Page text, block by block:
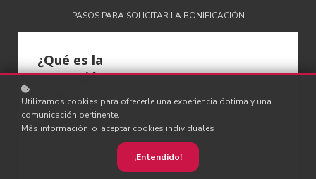
PASOS PARA SOLICITAR LA BONIFICACIÓN
¿Qué es la
Formación
Bonificada?
Lasempresas
Utilizamos cookies para ofrecerle una experiencia óptima y una
comunicación pertinente.
Más información o aceptar cookies individuales .
¡Entendido!